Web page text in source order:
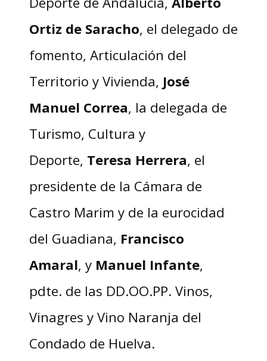
Ortiz de Saracho, el delegado de
fomento, Articulación del
Territorio y Vivienda, José
Manuel Correa, la delegada de
Turismo, Cultura y
Deporte, Teresa Herrera, el
presidente de la Cámara de
Castro Marim y de la eurocidad
del Guadiana, Francisco
Amaral, y Manuel Infante,
pdte. de las DD.OO.PP. Vinos,
Vinagres y Vino Naranja del
Condado de Huelva.